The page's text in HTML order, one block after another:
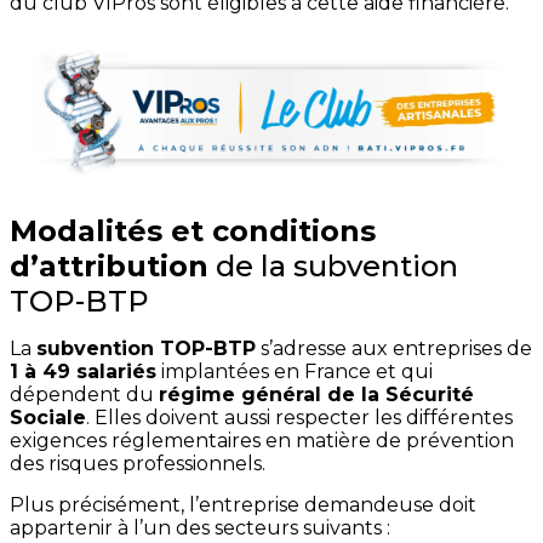
Modalités et conditions
d’attribution de la subvention
TOP-BTP
La subvention TOP-BTP s’adresse aux entreprises de
1 à 49 salariés implantées en France et qui
dépendent du régime général de la Sécurité
Sociale. Elles doivent aussi respecter les différentes
exigences réglementaires en matière de prévention
des risques professionnels.
Plus précisément, l’entreprise demandeuse doit
appartenir à l’un des secteurs suivants :